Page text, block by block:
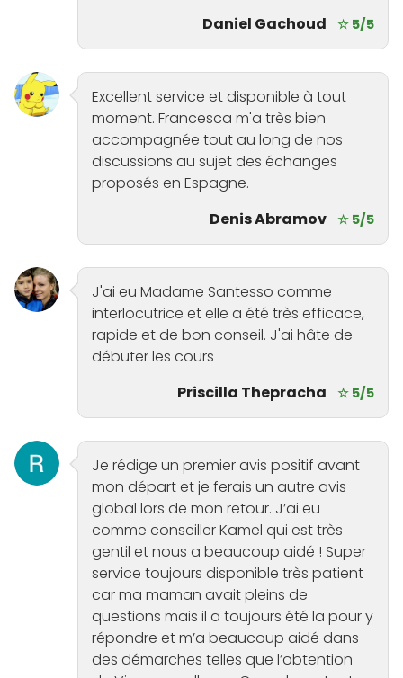
Daniel Gachoud
☆ 5/5
Excellent service et disponible à tout
moment. Francesca m'a très bien
accompagnée tout au long de nos
discussions au sujet des échanges
proposés en Espagne.
Denis Abramov ☆ 5/5
J'ai eu Madame Santesso comme
interlocutrice et elle a été très efficace,
rapide et de bon conseil. J'ai hâte de
débuter les cours
Priscilla Thepracha
☆ 5/5
Je rédige un premier avis positif avant
mon départ et je ferais un autre avis
global lors de mon retour. J’ai eu
comme conseiller Kamel qui est très
gentil et nous a beaucoup aidé ! Super
service toujours disponible très patient
car ma maman avait pleins de
questions mais il a toujours été la pour y
répondre et m’a beaucoup aidé dans
des démarches telles que l’obtention